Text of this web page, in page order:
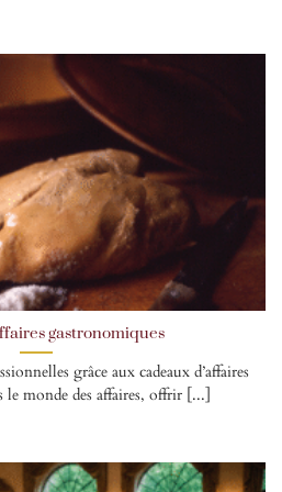
gastronomiques
grâce aux cadeaux d’affaires
monde des affaires, offrir [...]